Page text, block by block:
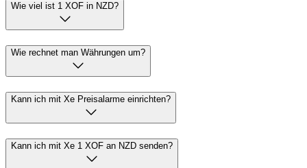
Wie viel ist 1 XOF in NZD?
Wie rechnet man Währungen um?
Kann ich mit Xe Preisalarme einrichten?
Kann ich mit Xe 1 XOF an NZD senden?